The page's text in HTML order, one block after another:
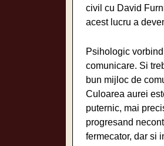
civil cu David
acest lucru a
Psihologic
comunicare. Si
bun mijloc de
Culoarea aurei
puternic, mai
progresand
fermecator, dar si